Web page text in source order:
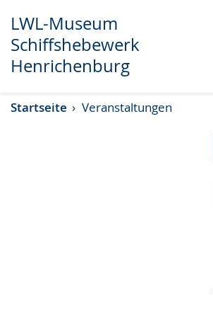
Transkript anzeigen
Abspielen
Pausieren
LWL-Museum
Schiffshebewerk
Henrichenburg
Startseite Veranstaltungen